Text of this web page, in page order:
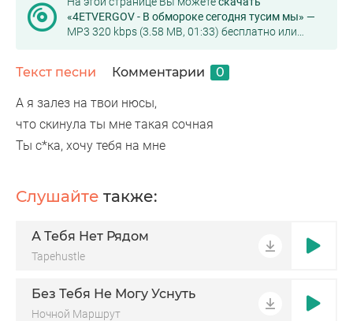
«4ETVERGOV - В обмороке сегодня тусим мы» —
MP3 320 kbps (3.58 MB, 01:33) бесплатно или
Текст песни Комментарии 0
А я залез на твои нюсы,
что скинула ты мне такая сочная
Ты с*ка, хочу тебя на мне
Слушайте также:
А Тебя Нет Рядом
Tapehustle
Без Тебя Не Могу Уснуть
Ночной Маршрут